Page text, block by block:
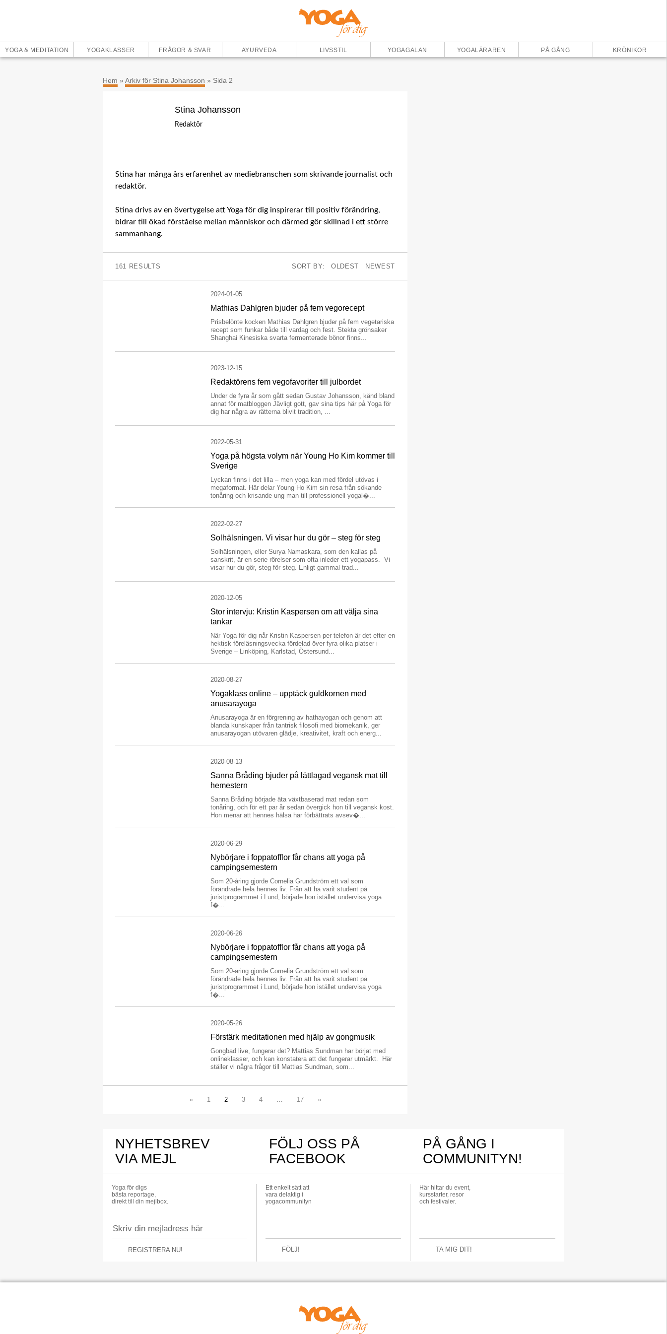
YOGA & MEDITATION YOGAKLASSER FRÅGOR & SVAR AYURVEDA LIVSSTIL YOGAGALAN YOGALÄRAREN PÅ GÅNG KRÖNIKOR
Hem » Arkiv för Stina Johansson » Sida 2
Stina Johansson
Redaktör
Stina har många års erfarenhet av mediebranschen som skrivande journalist och
redaktör.
Stina drivs av en övertygelse att Yoga för dig inspirerar till positiv förändring,
bidrar till ökad förståelse mellan människor och därmed gör skillnad i ett större
sammanhang.
161 RESULTS SORT BY: OLDEST NEWEST
2024-01-05
Mathias Dahlgren bjuder på fem vegorecept
Prisbelönte kocken Mathias Dahlgren bjuder på fem vegetariska
recept som funkar både till vardag och fest. Stekta grönsaker
Shanghai Kinesiska svarta fermenterade bönor finns...
2023-12-15
Redaktörens fem vegofavoriter till julbordet
Under de fyra år som gått sedan Gustav Johansson, känd bland
annat för matbloggen Jävligt gott, gav sina tips här på Yoga för
dig har några av rätterna blivit tradition, ...
2022-05-31
Yoga på högsta volym när Young Ho Kim kommer till
Sverige
Lyckan finns i det lilla – men yoga kan med fördel utövas i
megaformat. Här delar Young Ho Kim sin resa från sökande
tonåring och krisande ung man till professionell yogal�...
2022-02-27
Solhälsningen. Vi visar hur du gör – steg för steg
Solhälsningen, eller Surya Namaskara, som den kallas på
sanskrit, är en serie rörelser som ofta inleder ett yogapass. Vi
visar hur du gör, steg för steg. Enligt gammal trad...
2020-12-05
Stor intervju: Kristin Kaspersen om att välja sina
tankar
När Yoga för dig når Kristin Kaspersen per telefon är det efter en
hektisk föreläsningsvecka fördelad över fyra olika platser i
Sverige – Linköping, Karlstad, Östersund...
2020-08-27
Yogaklass online – upptäck guldkornen med
anusarayoga
Anusarayoga är en förgrening av hathayogan och genom att
blanda kunskaper från tantrisk filosofi med biomekanik, ger
anusarayogan utövaren glädje, kreativitet, kraft och energ...
2020-08-13
Sanna Bråding bjuder på lättlagad vegansk mat till
hemestern
Sanna Bråding började äta växtbaserad mat redan som
tonåring, och för ett par år sedan övergick hon till vegansk kost.
Hon menar att hennes hälsa har förbättrats avsev�...
2020-06-29
Nybörjare i foppatofflor får chans att yoga på
campingsemestern
Som 20-åring gjorde Cornelia Grundström ett val som
förändrade hela hennes liv. Från att ha varit student på
juristprogrammet i Lund, började hon istället undervisa yoga
f�...
2020-06-26
Nybörjare i foppatofflor får chans att yoga på
campingsemestern
Som 20-åring gjorde Cornelia Grundström ett val som
förändrade hela hennes liv. Från att ha varit student på
juristprogrammet i Lund, började hon istället undervisa yoga
f�...
2020-05-26
Förstärk meditationen med hjälp av gongmusik
Gongbad live, fungerar det? Mattias Sundman har börjat med
onlineklasser, och kan konstatera att det fungerar utmärkt. Här
ställer vi några frågor till Mattias Sundman, som...
« 1 2 3 4 … 17 »
NYHETSBREV
VIA MEJL
Yoga för digs
bästa reportage,
direkt till din mejlbox.
REGISTRERA NU!
FÖLJ OSS PÅ
FACEBOOK
Ett enkelt sätt att
vara delaktig i
yogacommunityn
FÖLJ!
PÅ GÅNG I
COMMUNITYN!
Här hittar du event,
kursstarter, resor
och festivaler.
TA MIG DIT!